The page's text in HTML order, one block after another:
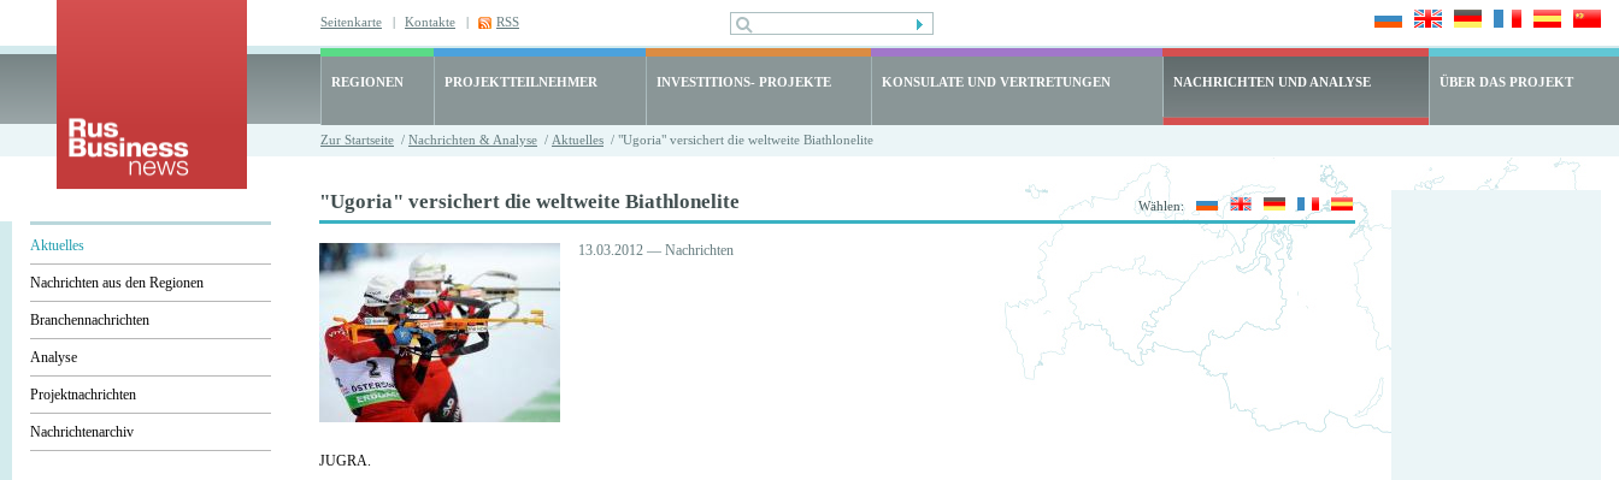
Seitenkarte | Kontakte | RSS
REGIONEN PROJEKTTEILNEHMER INVESTITIONS- PROJEKTE KONSULATE UND VERTRETUNGEN NACHRICHTEN UND ANALYSE ÜBER DAS PROJEKT
Zur Startseite / Nachrichten & Analyse / Aktuelles / "Ugoria" versichert die weltweite Biathlonelite
Wählen:
Aktuelles
Nachrichten aus den Regionen
Branchennachrichten
Analyse
Projektnachrichten
Nachrichtenarchiv
"Ugoria" versichert die weltweite Biathlonelite
13.03.2012 — Nachrichten
JUGRA.